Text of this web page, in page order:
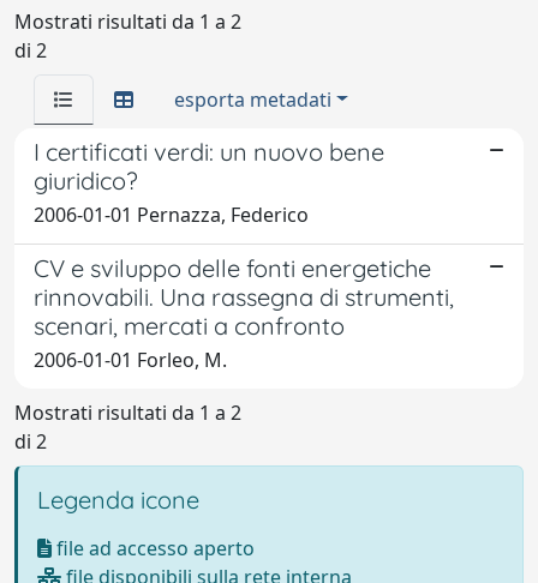
Mostrati risultati da 1 a 2
di 2
esporta metadati
I certificati verdi: un nuovo bene
giuridico?
2006-01-01 Pernazza, Federico
CV e sviluppo delle fonti energetiche
rinnovabili. Una rassegna di strumenti,
scenari, mercati a confronto
2006-01-01 Forleo, M.
Mostrati risultati da 1 a 2
di 2
Legenda icone
file ad accesso aperto
file disponibili sulla rete interna